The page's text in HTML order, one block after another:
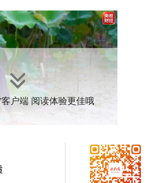
正招呼老伴，把船划向自家的荷塘、下
十公里外的白塔西路。今年荷塘里重瓣
客户端 阅读体验更佳哦